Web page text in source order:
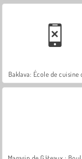
Baklava: École de cuisine